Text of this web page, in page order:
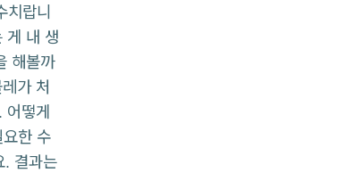
랍니
게 내 생
해볼까
가 처
떻게
한 수
. 결과는